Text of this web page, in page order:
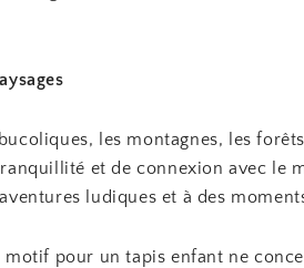
les montagnes, les
et de connexion avec le
ludiques et à des
pour un tapis enfant ne